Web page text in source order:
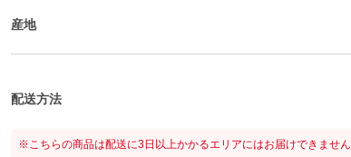
産地
配送方法
※こちらの商品は配送に3日以上かかるエリアにはお届けできません